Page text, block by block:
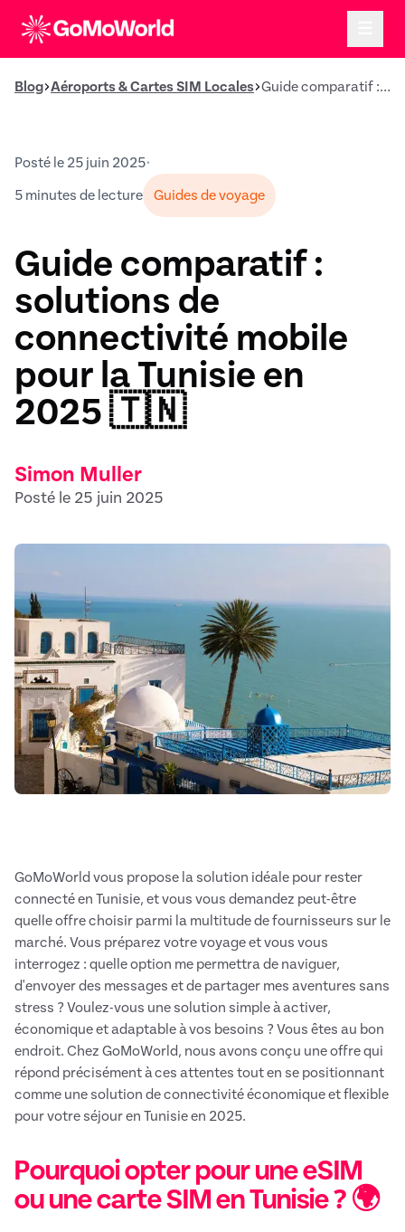
Blog Aéroports & Cartes SIM Locales Guide comparatif : solutions de connectivité mobile pour la Tunisie en 2025 🇹🇳
Posté le 25 juin 2025•
5 minutes de lecture Guides de voyage
Guide comparatif :
solutions de
connectivité mobile
pour la Tunisie en
2025 🇹🇳
Simon Muller
Posté le 25 juin 2025
GoMoWorld vous propose la solution idéale pour rester
connecté en Tunisie, et vous vous demandez peut-être
quelle offre choisir parmi la multitude de fournisseurs sur le
marché. Vous préparez votre voyage et vous vous
interrogez : quelle option me permettra de naviguer,
d'envoyer des messages et de partager mes aventures sans
stress ? Voulez-vous une solution simple à activer,
économique et adaptable à vos besoins ? Vous êtes au bon
endroit. Chez GoMoWorld, nous avons conçu une offre qui
répond précisément à ces attentes tout en se positionnant
comme une solution de connectivité économique et flexible
pour votre séjour en Tunisie en 2025.
Pourquoi opter pour une eSIM
ou une carte SIM en Tunisie ? 🌍